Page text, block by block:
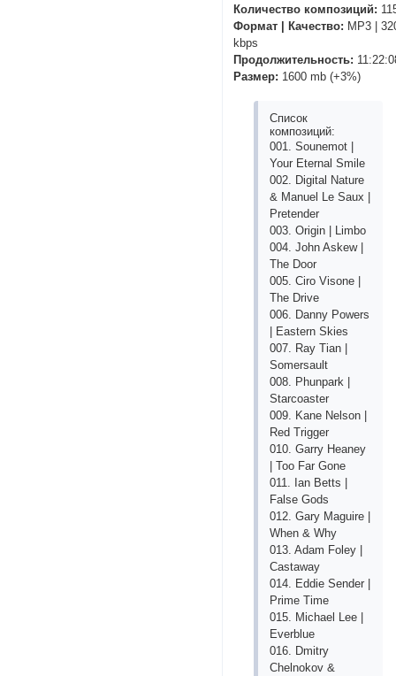
Количество композиций:
Формат | Качество: MP3 |
kbps
Продолжительность:
Размер: 1600 mb (+3%)
Список
композиций:
001. Sounemot |
Your Eternal Smile
002. Digital Nature
& Manuel Le Saux |
Pretender
003. Origin | Limbo
004. John Askew |
The Door
005. Ciro Visone |
The Drive
006. Danny Powers
| Eastern Skies
007. Ray Tian |
Somersault
008. Phunpark |
Starcoaster
009. Kane Nelson |
Red Trigger
010. Garry Heaney
| Too Far Gone
011. Ian Betts |
False Gods
012. Gary Maguire |
When & Why
013. Adam Foley |
Castaway
014. Eddie Sender |
Prime Time
015. Michael Lee |
Everblue
016. Dmitry
Chelnokov &